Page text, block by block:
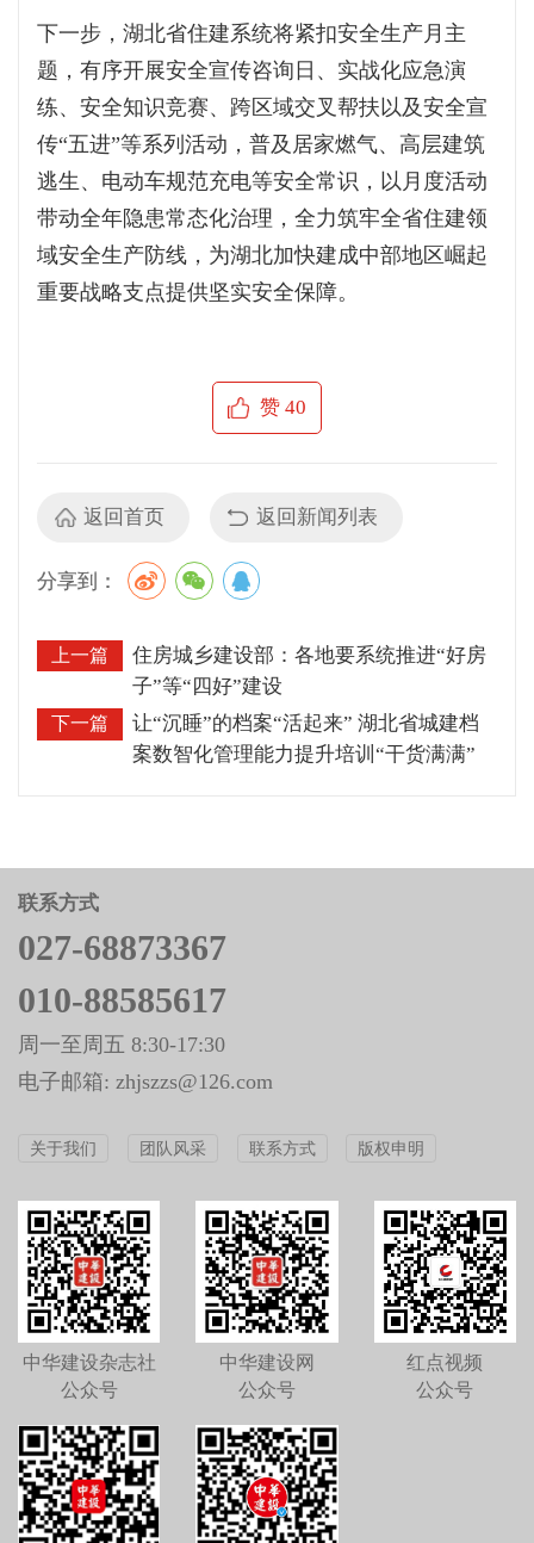
下一步，湖北省住建系统将紧扣安全生产月主
题，有序开展安全宣传咨询日、实战化应急演
练、安全知识竞赛、跨区域交叉帮扶以及安全宣
传“五进”等系列活动，普及居家燃气、高层建筑
逃生、电动车规范充电等安全常识，以月度活动
带动全年隐患常态化治理，全力筑牢全省住建领
域安全生产防线，为湖北加快建成中部地区崛起
重要战略支点提供坚实安全保障。
赞 40
返回首页 返回新闻列表
分享到：
上一篇
住房城乡建设部：各地要系统推进“好房
子”等“四好”建设
下一篇
让“沉睡”的档案“活起来” 湖北省城建档
案数智化管理能力提升培训“干货满满”
联系方式
027-68873367
010-88585617
周一至周五 8:30-17:30
电子邮箱: zhjszzs@126.com
关于我们 团队风采 联系方式 版权申明
中华建设杂志社
公众号
中华建设网
公众号
红点视频
公众号